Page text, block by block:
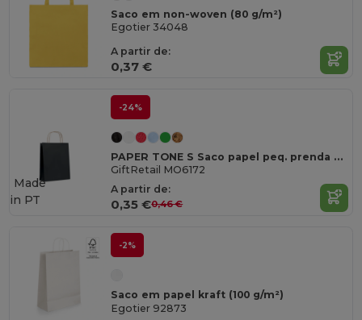
Saco em non-woven (80 g/m²)
Egotier 34048
A partir de:
0,37 €
-24%
PAPER TONE S Saco papel peq. prenda 90g/m²
GiftRetail MO6172
A partir de:
0,35 €0,46 €
Made
in PT
-2%
Saco em papel kraft (100 g/m²)
Egotier 92873